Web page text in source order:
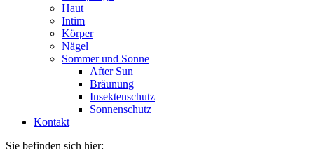
Haut
Intim
Körper
Nägel
Sommer und Sonne
After Sun
Bräunung
Insektenschutz
Sonnenschutz
Kontakt
Sie befinden sich hier: